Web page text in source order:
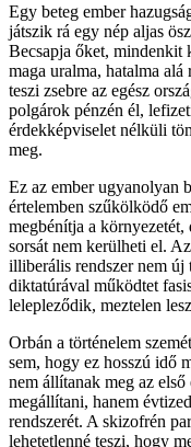
Egy beteg ember
játszik rá egy nép aljas
Becsapja őket, mindenkit
maga uralma, hatalma
teszi zsebre az egész
polgárok pénzén él,
érdekképviselet nélküli
meg.
Ez az ember ugyanolyan
értelemben szűkölködő
megbénítja a
sorsát nem kerülheti el.
illiberális rendszer nem új
diktatúrával működtet
lelepleződik, meztelen
Orbán a történelem
sem, hogy ez hosszú idő
nem állítanak meg az
megállítani, hanem
rendszerét. A skizofrén
lehetetlenné teszi, hogy